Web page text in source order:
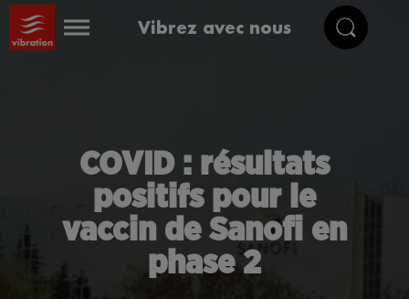
Vibrez avec nous
COVID : résultats
positifs pour le
vaccin de Sanofi en
phase 2